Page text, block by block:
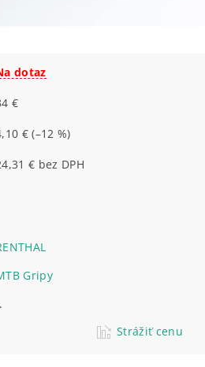
dotaz
€
€(–12 %)
24,31 € bez DPH
Gripy
Strážiť cenu